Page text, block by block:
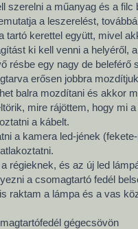
szerelni a műanyag és a filc
a leszerelést,
tartó kerettel együtt, mivel
ki kell venni a helyéről,
résbe egy nagy de
erősen jobbra
balra mozdítani és akkor
mire rájöttem, hogy mi
a kábelt.
a kamera led-jének
régieknek, és az új led
a csomagtartó fedél
raktam a lámpa és a vas
gégecsövön